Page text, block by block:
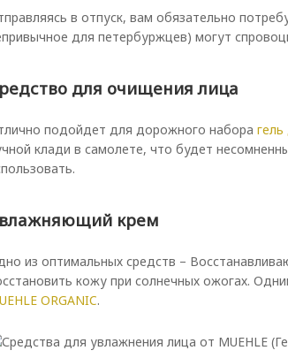
в отпуск, вам обязательно
для петербуржцев) могут
для очищения лица
подойдет для дорожного набора
клади в самолете, что будет
крем
из оптимальных средств –
кожу при солнечных ожогах.
ORGANIC.